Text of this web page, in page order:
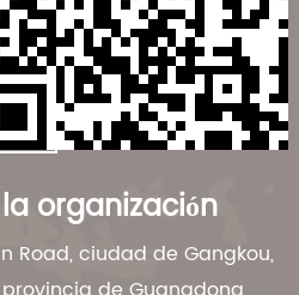
organización
Road, ciudad de Gangkou,